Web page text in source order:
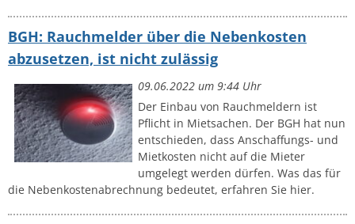
BGH: Rauchmelder über die Nebenkosten
abzusetzen, ist nicht zulässig
09.06.2022 um 9:44 Uhr
Der Einbau von Rauchmeldern ist
Pflicht in Mietsachen. Der BGH hat nun
entschieden, dass Anschaffungs- und
Mietkosten nicht auf die Mieter
umgelegt werden dürfen. Was das für
die Nebenkostenabrechnung bedeutet, erfahren Sie hier.